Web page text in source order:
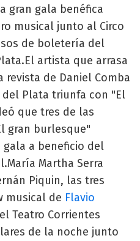
gran gala benéfica
musical junto al Circo
de boletería del
artista que arrasa
revista de Daniel Comba
del Plata triunfa con "El
que tres de las
gran burlesque"
a beneficio del
Martha Serra
Piquin, las tres
musical de Flavio
Teatro Corrientes
de la noche junto